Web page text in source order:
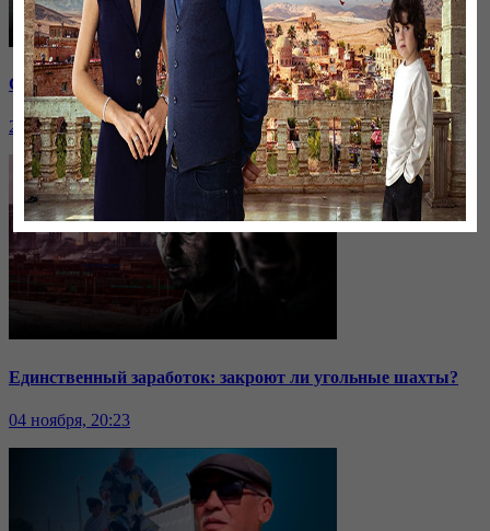
Саммит ОДКБ: под вопросом эффективность организации
24 ноября, 20:43
Единственный заработок: закроют ли угольные шахты?
04 ноября, 20:23